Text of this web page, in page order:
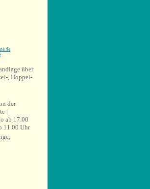
über
, Doppel-
der
|
ab 17.00
11.00 Uhr